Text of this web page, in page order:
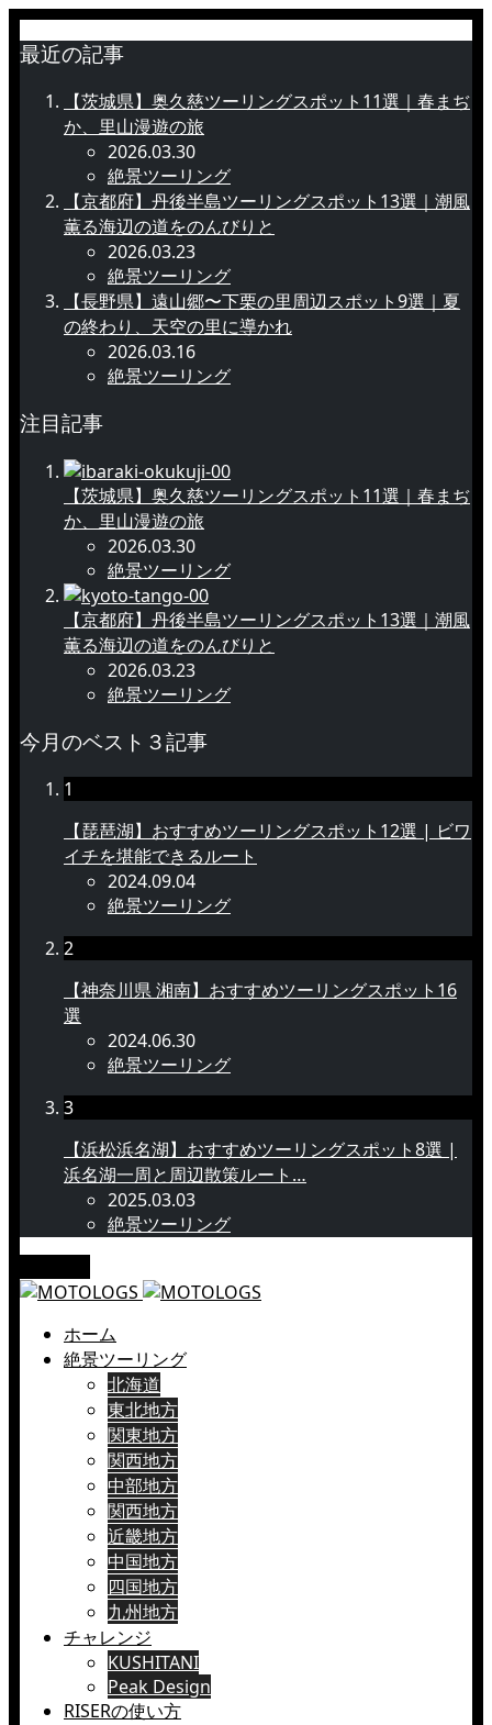
最近の記事
【茨城県】奥久慈ツーリングスポット11選｜春まぢ
か、里山漫遊の旅
2026.03.30
絶景ツーリング
【京都府】丹後半島ツーリングスポット13選｜潮風
薫る海辺の道をのんびりと
2026.03.23
絶景ツーリング
【長野県】遠山郷〜下栗の里周辺スポット9選｜夏
の終わり、天空の里に導かれ
2026.03.16
絶景ツーリング
注目記事
【茨城県】奥久慈ツーリングスポット11選｜春まぢ
か、里山漫遊の旅
2026.03.30
絶景ツーリング
【京都府】丹後半島ツーリングスポット13選｜潮風
薫る海辺の道をのんびりと
2026.03.23
絶景ツーリング
今月のベスト３記事
1
【琵琶湖】おすすめツーリングスポット12選 | ビワ
イチを堪能できるルート
2024.09.04
絶景ツーリング
2
【神奈川県 湘南】おすすめツーリングスポット16
選
2024.06.30
絶景ツーリング
3
【浜松浜名湖】おすすめツーリングスポット8選 |
浜名湖一周と周辺散策ルート…
2025.03.03
絶景ツーリング
ホーム
絶景ツーリング
北海道
東北地方
関東地方
関西地方
中部地方
関西地方
近畿地方
中国地方
四国地方
九州地方
チャレンジ
KUSHITANI
Peak Design
RISERの使い方